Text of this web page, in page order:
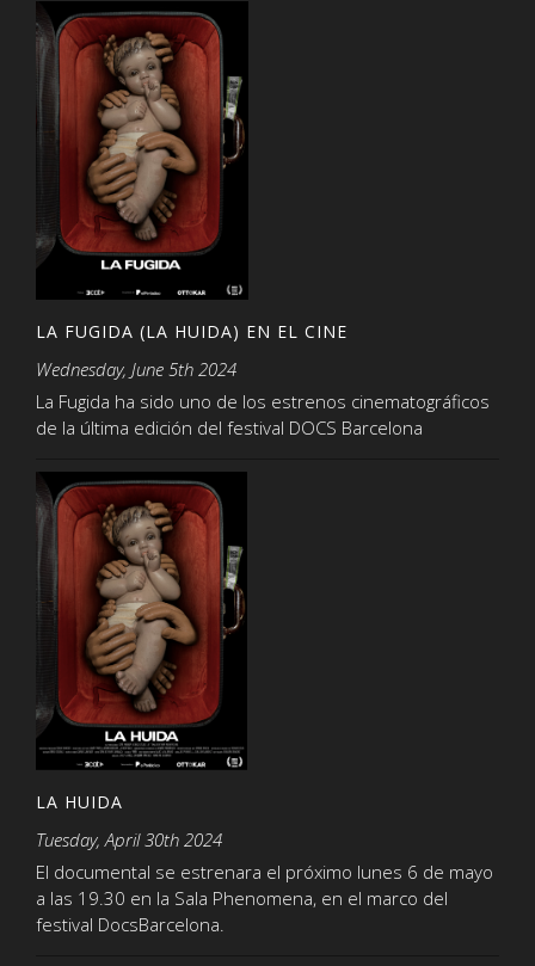
LA FUGIDA (LA HUIDA) EN EL CINE
Wednesday, June 5th 2024
La Fugida ha sido uno de los estrenos cinematográficos
de la última edición del festival DOCS Barcelona
LA HUIDA
Tuesday, April 30th 2024
El documental se estrenara el próximo lunes 6 de mayo
a las 19.30 en la Sala Phenomena, en el marco del
festival DocsBarcelona.